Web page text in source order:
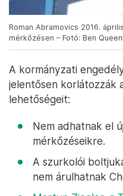
Roman Abramovics 2016.
mérkőzésen – Fotó: Ben
A kormányzati
jelentősen korlátozzák
lehetőségeit:
Nem adhatnak el
mérkőzéseikre.
A szurkolói
nem árulhatnak